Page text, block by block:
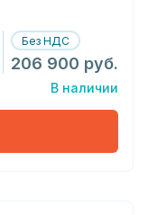
Без НДС
206 900 руб.
В наличии